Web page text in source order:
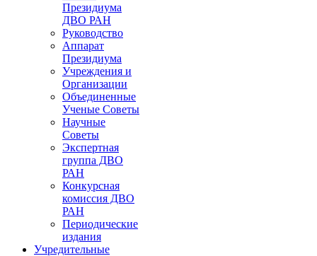
Президиума
ДВО РАН
Руководство
Аппарат
Президиума
Учреждения и
Организации
Объединенные
Ученые Советы
Научные
Советы
Экспертная
группа ДВО
РАН
Конкурсная
комиссия ДВО
РАН
Периодические
издания
Учредительные